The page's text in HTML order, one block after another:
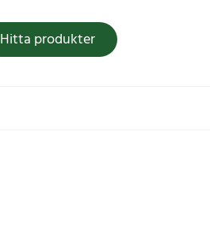
Hitta produkter